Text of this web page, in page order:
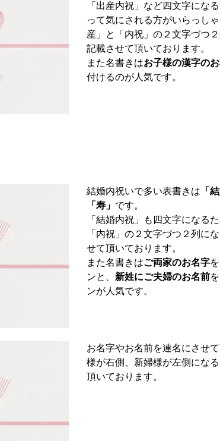
「出産内祝」など四文字にな
って気にされる方がいらっし
産」と「内祝」の２文字づつ
記載させて頂いております。
また名書きはお子様の漢字の
付けるのが人気です。
結婚内祝いで多い表書きは 「
「寿」 です。
「結婚内祝」も四文字になる
「内祝」の２文字づつ２列に
せて頂いております。
また名書きはご両家のお名字
ンと、 新姓にご夫婦のお名前
ンが人気です。
お名字やお名前を連名にさせ
様が右側、新婦様が左側にな
頂いております。